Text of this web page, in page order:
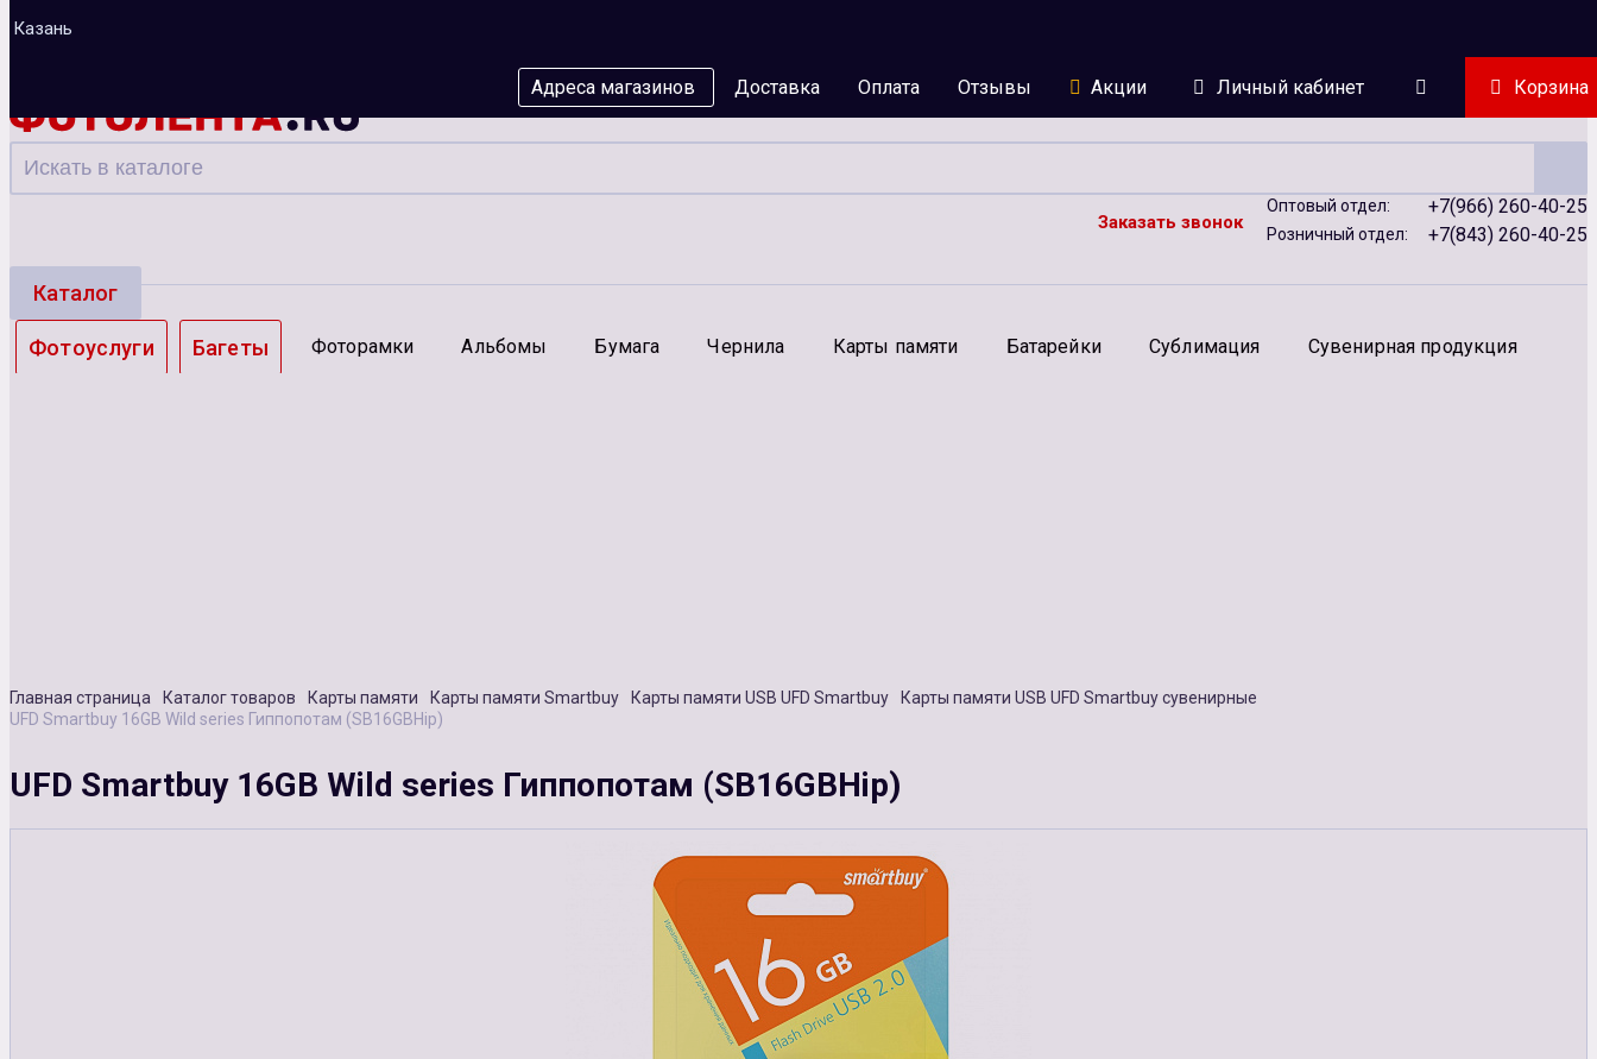
Казань
Адреса магазинов Доставка Оплата Отзывы Акции Личный кабинет Корзина
Заказать звонок
Оптовый отдел: +7(966) 260-40-25
Розничный отдел: +7(843) 260-40-25
Каталог
Фотоуслуги Багеты Фоторамки Альбомы Бумага Чернила Карты памяти Батарейки Сублимация Сувенирная продукция
Главная страница Каталог товаров Карты памяти Карты памяти Smartbuy Карты памяти USB UFD Smartbuy
Карты памяти USB UFD Smartbuy сувенирные
UFD Smartbuy 16GB Wild series Гиппопотам (SB16GBHip)
UFD Smartbuy 16GB Wild series Гиппопотам (SB16GBHip)